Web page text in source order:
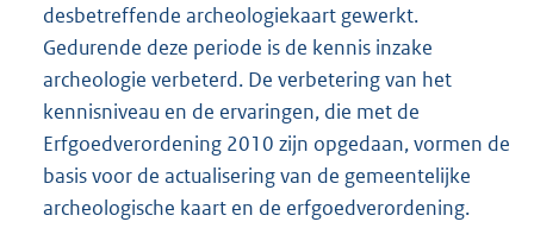
desbetreffende archeologiekaart gewerkt.
Gedurende deze periode is de kennis inzake
archeologie verbeterd. De verbetering van het
kennisniveau en de ervaringen, die met de
Erfgoedverordening 2010 zijn opgedaan, vormen de
basis voor de actualisering van de gemeentelijke
archeologische kaart en de erfgoedverordening.